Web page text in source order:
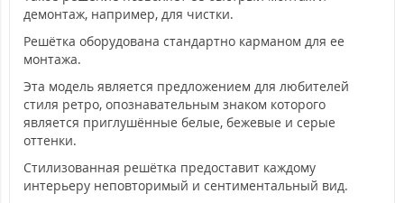
демонтаж, например, для чистки.
Решётка оборудована стандартно карманом для ее
монтажа.
Эта модель является предложением для любителей
стиля ретро, опознавательным знаком которого
является приглушённые белые, бежевые и серые
оттенки.
Стилизованная решётка предоставит каждому
интерьеру неповторимый и сентиментальный вид.